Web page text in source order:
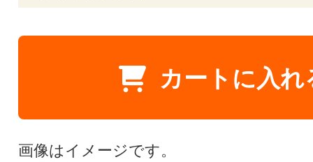
カートに入れ
画像はイメージです。